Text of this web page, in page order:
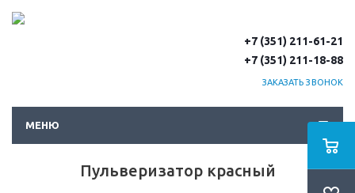
+7 (351) 211-61-21
+7 (351) 211-18-88
ЗАКАЗАТЬ ЗВОНОК
МЕНЮ
Пульверизатор красный